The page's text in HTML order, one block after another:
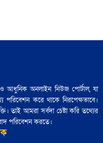
সদস্য নির্বাচনী প্রশিক্ষণ
সদর দপ্তর
আধুনিক অনলাইন নিউজ পোর্টাল, যা
করে থাকে নিরপেক্ষভাবে।
তাই আমরা সর্বদা চেষ্টা করি তথ্যের
পরিবেশন করতে।